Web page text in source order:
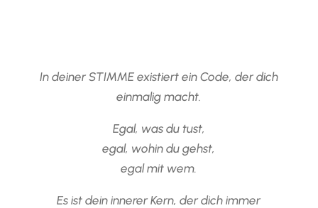
In deiner STIMME existiert ein Code, der dich
einmalig macht.
Egal, was du tust,
egal, wohin du gehst,
egal mit wem.
Es ist dein innerer Kern, der dich immer